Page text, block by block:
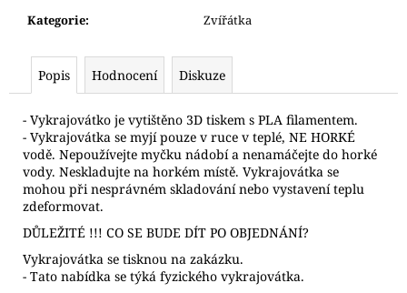
Kategorie: Zvířátka
Popis Hodnocení Diskuze
- Vykrajovátko je vytištěno 3D tiskem s PLA filamentem.
- Vykrajovátka se myjí pouze v ruce v teplé, NE HORKÉ
vodě. Nepoužívejte myčku nádobí a nenamáčejte do horké
vody. Neskladujte na horkém místě. Vykrajovátka se
mohou při nesprávném skladování nebo vystavení teplu
zdeformovat.
DŮLEŽITÉ !!! CO SE BUDE DÍT PO OBJEDNÁNÍ?
Vykrajovátka se tisknou na zakázku.
- Tato nabídka se týká fyzického vykrajovátka.
Kč